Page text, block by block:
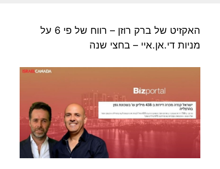
האקזיט של ברק רוזן – רווח של פי 6 על
מניות די.אן.איי – בחצי שנה